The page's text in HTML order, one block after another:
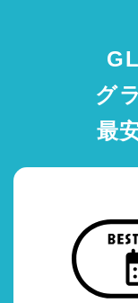
グ
最